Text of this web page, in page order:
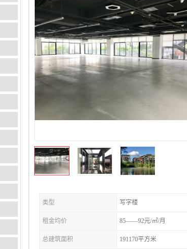
类型 写字楼
租金均价 85——92元/㎡/月
总建筑面积 191170平方米